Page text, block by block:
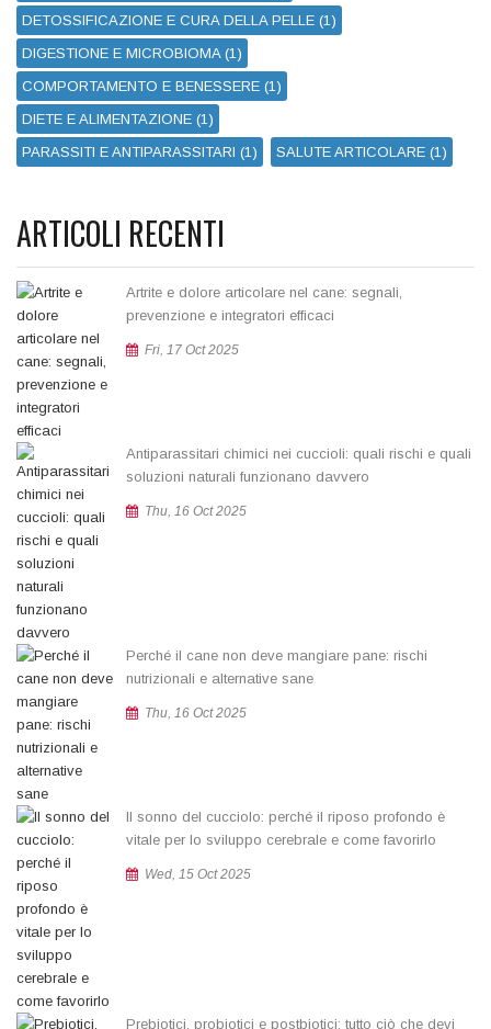
DETOSSIFICAZIONE E CURA DELLA PELLE (1)
DIGESTIONE E MICROBIOMA (1)
COMPORTAMENTO E BENESSERE (1)
DIETE E ALIMENTAZIONE (1)
PARASSITI E ANTIPARASSITARI (1)
SALUTE ARTICOLARE (1)
ARTICOLI RECENTI
Artrite e dolore articolare nel cane: segnali,
prevenzione e integratori efficaci
Fri, 17 Oct 2025
Antiparassitari chimici nei cuccioli: quali rischi e quali
soluzioni naturali funzionano davvero
Thu, 16 Oct 2025
Perché il cane non deve mangiare pane: rischi
nutrizionali e alternative sane
Thu, 16 Oct 2025
Il sonno del cucciolo: perché il riposo profondo è
vitale per lo sviluppo cerebrale e come favorirlo
Wed, 15 Oct 2025
Prebiotici, probiotici e postbiotici: tutto ciò che devi